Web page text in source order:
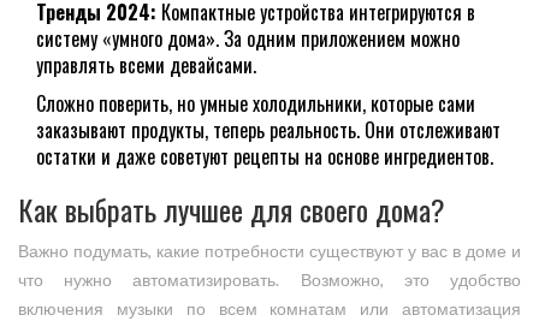
Тренды 2024: Компактные устройства интегрируются в
систему «умного дома». За одним приложением можно
управлять всеми девайсами.
Сложно поверить, но умные холодильники, которые сами
заказывают продукты, теперь реальность. Они отслеживают
остатки и даже советуют рецепты на основе ингредиентов.
Как выбрать лучшее для своего дома?
Важно подумать, какие потребности существуют у вас в доме и
что нужно автоматизировать. Возможно, это удобство
включения музыки по всем комнатам или автоматизация